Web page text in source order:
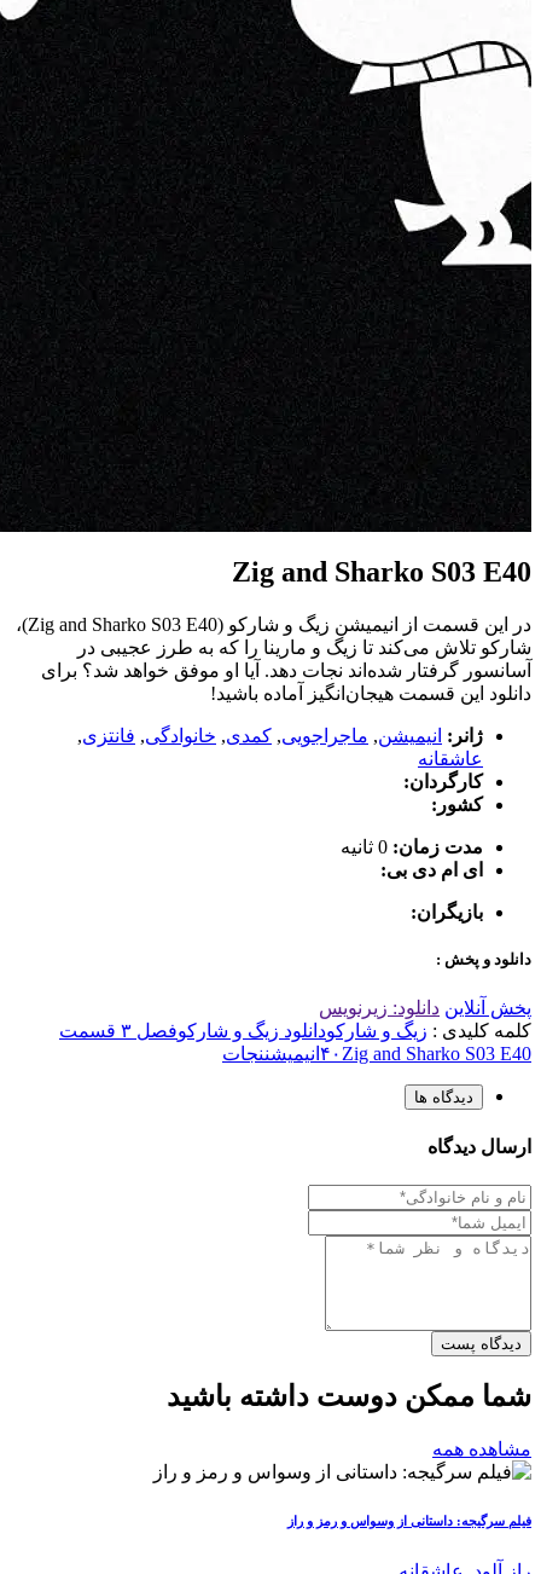
Zig and Sharko S03 E40
در این قسمت از انیمیشن زیگ و شارکو (Zig and Sharko S03 E40)،
شارکو تلاش می‌کند تا زیگ و مارینا را که به طرز عجیبی در
آسانسور گرفتار شده‌اند نجات دهد. آیا او موفق خواهد شد؟ برای
دانلود این قسمت هیجان‌انگیز آماده باشید!
ژانر: انیمیشن, ماجراجویی, کمدی, خانوادگی, فانتزی,
عاشقانه
کارگردان:
کشور:
مدت زمان: 0 ثانیه
ای ام دی بی:
بازیگران:
دانلود و پخش :
پخش آنلاین دانلود: زیرنویس
کلمه کلیدی : زیگ و شارکودانلود زیگ و شارکو
فصل ۳ قسمت
۴۰ Zig and Sharko S03 E40 انیمیشننجات
دیدگاه ها
ارسال دیدگاه
دیدگاه پست
شما ممکن دوست داشته باشید
مشاهده همه
فیلم سرگیجه: داستانی از وسواس و رمز و راز